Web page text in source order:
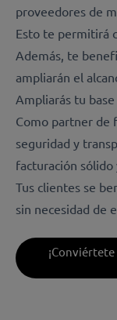
proveedores de
Esto te permitirá
Además, te
ampliarán el
Ampliarás tu
Como partner de
seguridad y
facturación sólido
Tus clientes se
sin necesidad de